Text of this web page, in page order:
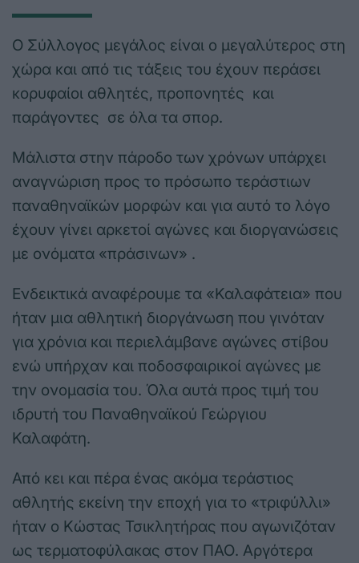
Ο Σύλλογος μεγάλος είναι ο μεγαλύτερος στη
χώρα και από τις τάξεις του έχουν περάσει
κορυφαίοι αθλητές, προπονητές και
παράγοντες σε όλα τα σπορ.
Μάλιστα στην πάροδο των χρόνων υπάρχει
αναγνώριση προς το πρόσωπο τεράστιων
παναθηναϊκών μορφών και για αυτό το λόγο
έχουν γίνει αρκετοί αγώνες και διοργανώσεις
με ονόματα «πράσινων» .
Ενδεικτικά αναφέρουμε τα «Καλαφάτεια» που
ήταν μια αθλητική διοργάνωση που γινόταν
για χρόνια και περιελάμβανε αγώνες στίβου
ενώ υπήρχαν και ποδοσφαιρικοί αγώνες με
την ονομασία του. Όλα αυτά προς τιμή του
ιδρυτή του Παναθηναϊκού Γεώργιου
Καλαφάτη.
Από κει και πέρα ένας ακόμα τεράστιος
αθλητής εκείνη την εποχή για το «τριφύλλι»
ήταν ο Κώστας Τσικλητήρας που αγωνιζόταν
ως τερματοφύλακας στον ΠΑΟ. Αργότερα